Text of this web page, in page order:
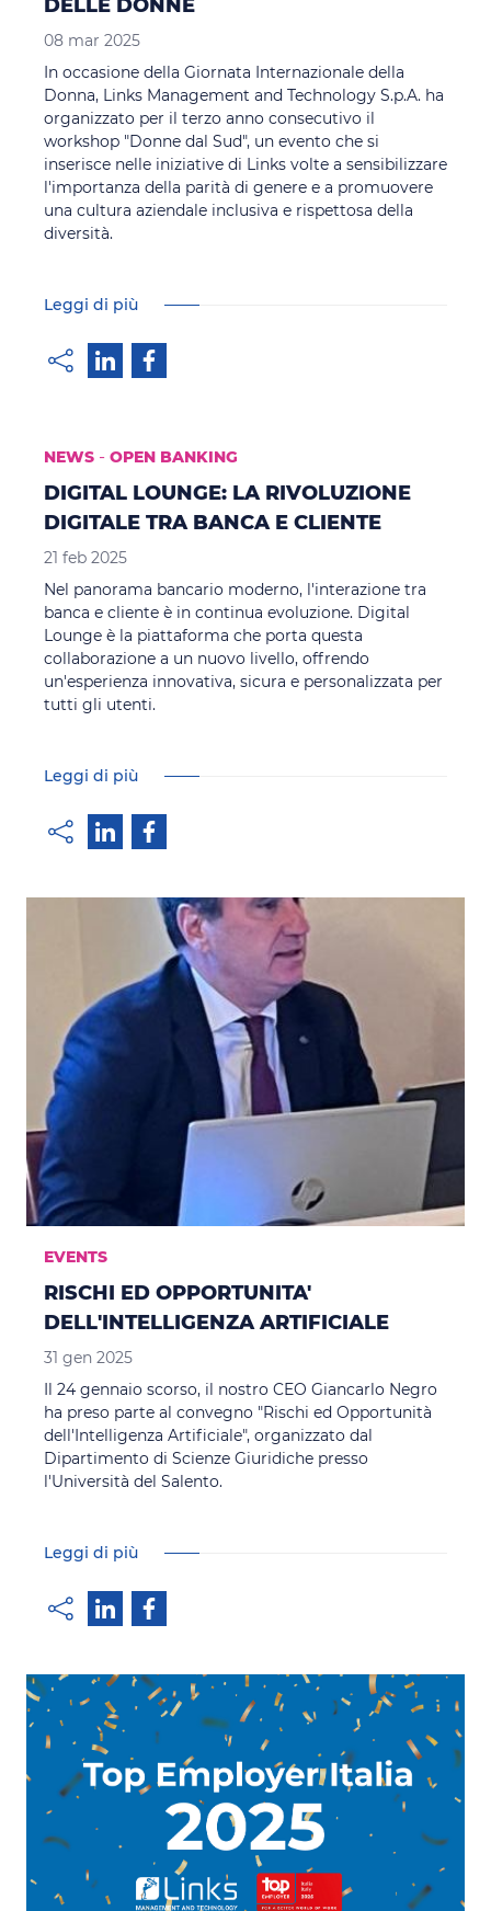
DELLE DONNE
08 mar 2025
In occasione della Giornata Internazionale della
Donna, Links Management and Technology S.p.A. ha
organizzato per il terzo anno consecutivo il
workshop "Donne dal Sud", un evento che si
inserisce nelle iniziative di Links volte a sensibilizzare
l'importanza della parità di genere e a promuovere
una cultura aziendale inclusiva e rispettosa della
diversità.
Leggi di più
NEWS - OPEN BANKING
DIGITAL LOUNGE: LA RIVOLUZIONE
DIGITALE TRA BANCA E CLIENTE
21 feb 2025
Nel panorama bancario moderno, l'interazione tra
banca e cliente è in continua evoluzione. Digital
Lounge è la piattaforma che porta questa
collaborazione a un nuovo livello, offrendo
un'esperienza innovativa, sicura e personalizzata per
tutti gli utenti.
Leggi di più
EVENTS
RISCHI ED OPPORTUNITA'
DELL'INTELLIGENZA ARTIFICIALE
31 gen 2025
Il 24 gennaio scorso, il nostro CEO Giancarlo Negro
ha preso parte al convegno "Rischi ed Opportunità
dell'Intelligenza Artificiale", organizzato dal
Dipartimento di Scienze Giuridiche presso
l'Università del Salento.
Leggi di più